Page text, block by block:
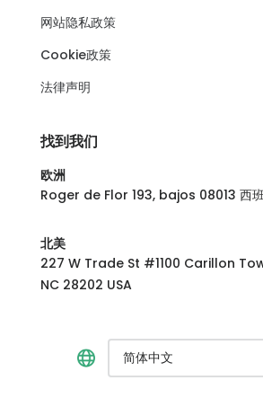
网站隐私政策
Cookie政策
法律声明
找到我们
欧洲
Roger de Flor 193, bajos 08013 西
北美
227 W Trade St #1100 Carillon
NC 28202 USA
简体中文